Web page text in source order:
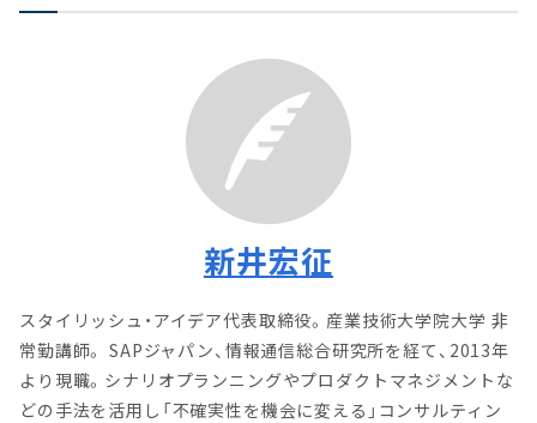
新井宏征
スタイリッシュ・アイデア代表取締役。産業技術大学院大学 非
常勤講師。 SAPジャパン、情報通信総合研究所を経て、2013年
より現職。シナリオプランニングやプロダクトマネジメントな
どの手法を活用し「不確実性を機会に変える」コンサルティン